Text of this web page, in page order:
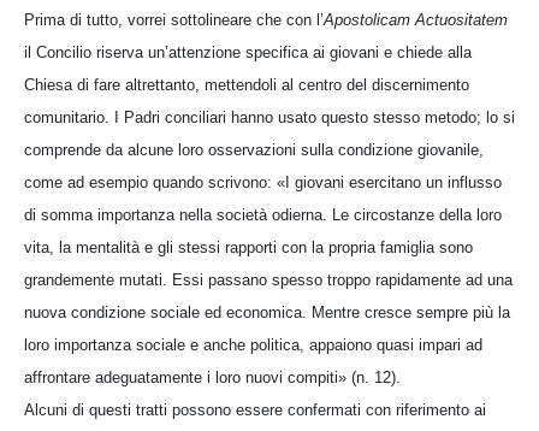
Prima di tutto, vorrei sottolineare che con l’Apostolicam Actuositatem
il Concilio riserva un’attenzione specifica ai giovani e chiede alla
Chiesa di fare altrettanto, mettendoli al centro del discernimento
comunitario. I Padri conciliari hanno usato questo stesso metodo; lo si
comprende da alcune loro osservazioni sulla condizione giovanile,
come ad esempio quando scrivono: «I giovani esercitano un influsso
di somma importanza nella società odierna. Le circostanze della loro
vita, la mentalità e gli stessi rapporti con la propria famiglia sono
grandemente mutati. Essi passano spesso troppo rapidamente ad una
nuova condizione sociale ed economica. Mentre cresce sempre più la
loro importanza sociale e anche politica, appaiono quasi impari ad
affrontare adeguatamente i loro nuovi compiti» (n. 12).
Alcuni di questi tratti possono essere confermati con riferimento ai